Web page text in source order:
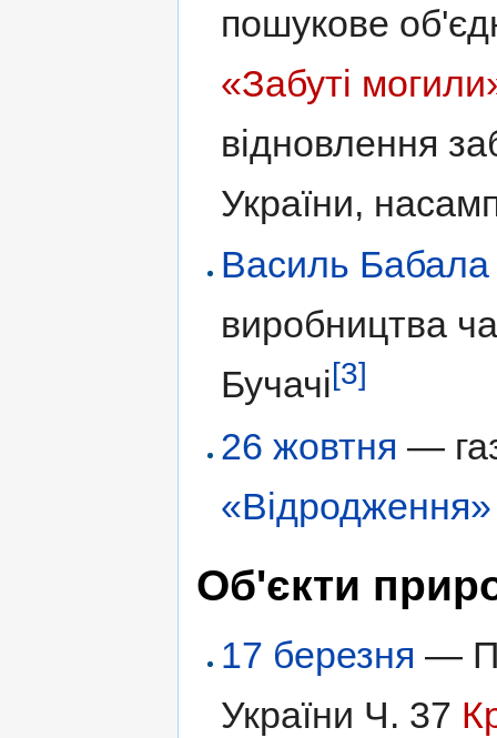
пошукове
«Забуті
відновлення
України,
Василь Бабала
виробництва
Бучачі[3]
26 жовтня —
«Відродження»
Об'єкти
17 березня —
України Ч. 37